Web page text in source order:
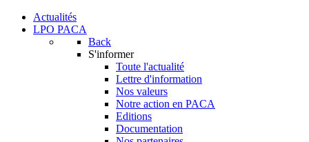
Actualités
LPO PACA
Back
S'informer
Toute l'actualité
Lettre d'information
Nos valeurs
Notre action en PACA
Editions
Documentation